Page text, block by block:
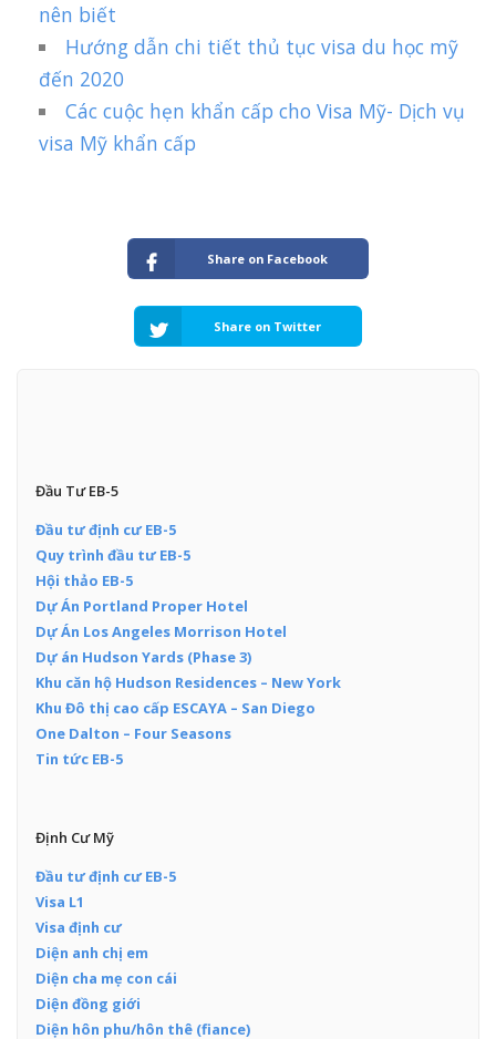
nên biết
Hướng dẫn chi tiết thủ tục visa du học mỹ
đến 2020
Các cuộc hẹn khẩn cấp cho Visa Mỹ- Dịch vụ
visa Mỹ khẩn cấp
Share on Facebook
Share on Twitter
Đầu Tư EB-5
Đầu tư định cư EB-5
Quy trình đầu tư EB-5
Hội thảo EB-5
Dự Án Portland Proper Hotel
Dự Án Los Angeles Morrison Hotel
Dự án Hudson Yards (Phase 3)
Khu căn hộ Hudson Residences – New York
Khu Đô thị cao cấp ESCAYA – San Diego
One Dalton – Four Seasons
Tin tức EB-5
Định Cư Mỹ
Đầu tư định cư EB-5
Visa L1
Visa định cư
Diện anh chị em
Diện cha mẹ con cái
Diện đồng giới
Diện hôn phu/hôn thê (fiance)